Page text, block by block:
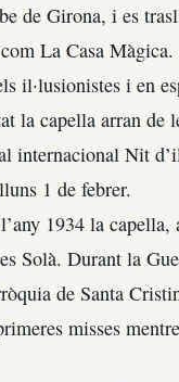
de Girona, i es
La Casa Màgica.
il·lusionistes i en
la capella arran de
Nit
1 de febrer.
1934 la capella,
Solà. Durant la
de Santa
misses